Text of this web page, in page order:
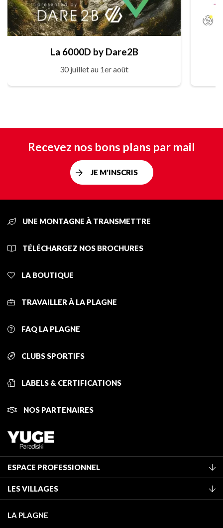
La 6000D by Dare2B
30 juillet au 1er août
Recevez nos bons plans par mail
JE M'INSCRIS
UNE MONTAGNE À TRANSMETTRE
TÉLÉCHARGEZ NOS BROCHURES
LA BOUTIQUE
TRAVAILLER À LA PLAGNE
FAQ LA PLAGNE
CLUBS SPORTIFS
LABELS & CERTIFICATIONS
NOS PARTENAIRES
ESPACE PROFESSIONNEL
Classement des meublés
Taxe de séjour
LES VILLAGES
Montchavin - Les Coches
LA PLAGNE